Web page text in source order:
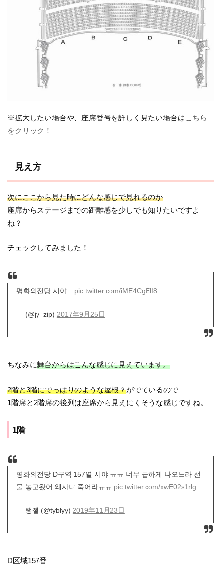
※拡大したい場合や、座席番号を詳しく見たい場合はこちら
をクリック！
見え方
次にここから見た時にどんな感じで見れるのか
座席からステージまでの距離感を少しでも知りたいですよ
ね？
チェックしてみました！
평화의전당 시야 .. pic.twitter.com/iME4CgElI8
— (@jy_zip) 2017年9月25日
ちなみに舞台からはこんな感じに見えています。
2階と3階にでっぱりのような屋根？がでているので
1階席と2階席の後列は座席から見えにくそうな感じですね。
1階
평화의전당 D구역 157열 시야 ㅠㅠ 너무 급하게 나오느라 선
물 놓고왔어 왜사냐 죽어라ㅠㅠ pic.twitter.com/xwE02s1rlg
— 탱젤 (@tyblyy) 2019年11月23日
D区域157番